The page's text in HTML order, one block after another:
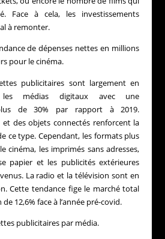
Face à cela, les investissements
à remonter.
publicitaires sont largement en
les médias digitaux avec une
de 30% par rapport à 2019.
et des objets connectés renforcent la
ce type. Cependant, les formats plus
cinéma, les imprimés sans adresses,
papier et les publicités extérieures
La radio et la télévision sont en
Cette tendance fige le marché total
12,6% face à l’année pré-covid.